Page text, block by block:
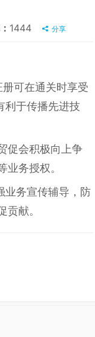
1444 分享
可在通关时享受
利于传播先进技
促会积极向上争
务授权。
业务宣传辅导，防
献。